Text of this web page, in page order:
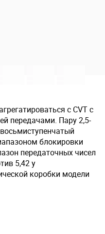
с CVT с
передачами. Пару 2,5-
блокировки
передаточных чисел
5,42 у
коробки модели